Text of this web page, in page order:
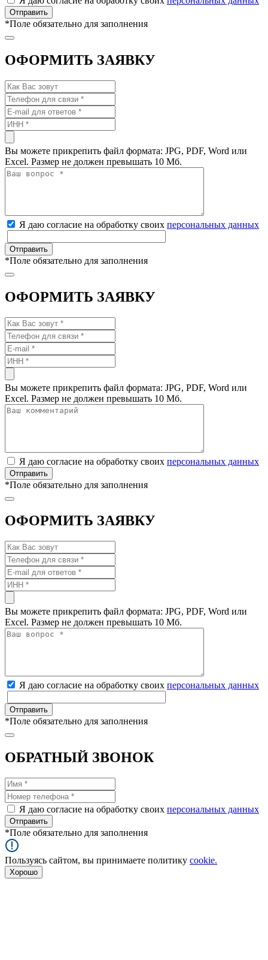
*Поле обязательно для заполнения
ОФОРМИТЬ ЗАЯВКУ
Вы можете прикрепить файл формата: JPG, PDF, Word или
Excel. Размер не должен превышать 10 Мб.
Я даю согласие на обработку своих персональных данных
*Поле обязательно для заполнения
ОФОРМИТЬ ЗАЯВКУ
Вы можете прикрепить файл формата: JPG, PDF, Word или
Excel. Размер не должен превышать 10 Мб.
Я даю согласие на обработку своих персональных данных
*Поле обязательно для заполнения
ОФОРМИТЬ ЗАЯВКУ
Вы можете прикрепить файл формата: JPG, PDF, Word или
Excel. Размер не должен превышать 10 Мб.
Я даю согласие на обработку своих персональных данных
*Поле обязательно для заполнения
ОБРАТНЫЙ ЗВОНОК
Я даю согласие на обработку своих персональных данных
*Поле обязательно для заполнения
Пользуясь сайтом, вы принимаете политику cookie.
Хорошо